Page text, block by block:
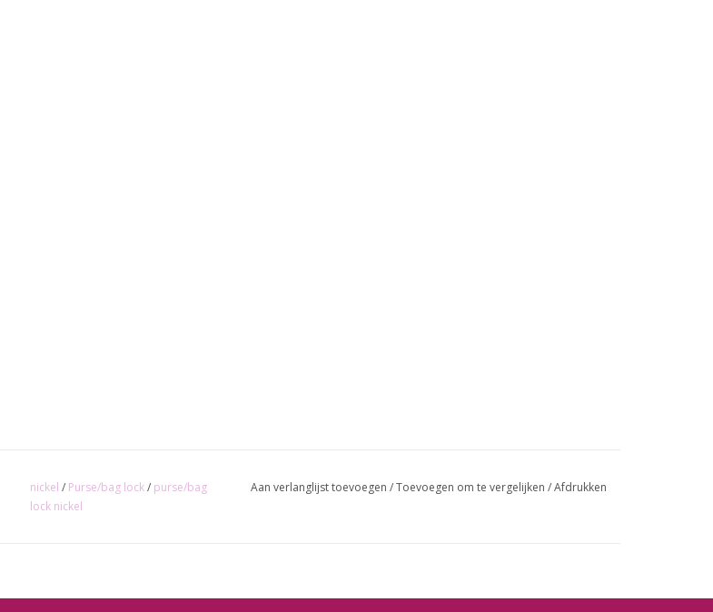
nickel / Purse/bag lock/ purse/bag
lock nickel
Aan verlanglijst toevoegen /Toevoegen om te vergelijken /Afdrukken